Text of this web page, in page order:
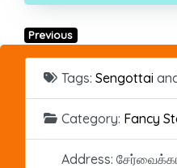
Previous
Tags: Sengottai
Category: Fancy
Address: